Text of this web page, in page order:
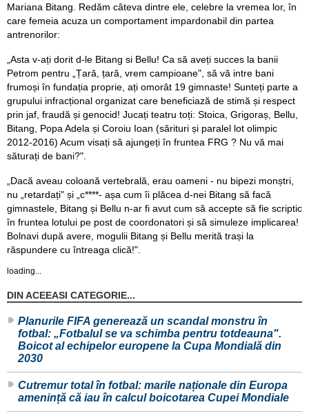
Mariana Bitang. Redăm câteva dintre ele, celebre la vremea lor, în
care femeia acuza un comportament impardonabil din partea
antrenorilor:
„Asta v-ați dorit d-le Bitang si Bellu! Ca să aveți succes la banii
Petrom pentru „Țară, țară, vrem campioane", să vă intre bani
frumoși în fundația proprie, ați omorât 19 gimnaste! Sunteți parte a
grupului infracțional organizat care beneficiază de stimă și respect
prin jaf, fraudă și genocid! Jucați teatru toți: Stoica, Grigoraș, Bellu,
Bitang, Popa Adela și Coroiu Ioan (sărituri și paralel lot olimpic
2012-2016) Acum visați să ajungeți în fruntea FRG ? Nu vă mai
săturați de bani?".
„Dacă aveau coloană vertebrală, erau oameni - nu bipezi monștri,
nu „retardați" și „c****- așa cum îi plăcea d-nei Bitang să facă
gimnastele, Bitang și Bellu n-ar fi avut cum să accepte să fie scriptic
în fruntea lotului pe post de coordonatori și să simuleze implicarea!
Bolnavi după avere, mogulii Bitang și Bellu merită trași la
răspundere cu întreaga clică!".
loading...
DIN ACEEASI CATEGORIE...
Planurile FIFA generează un scandal monstru în
fotbal: „Fotbalul se va schimba pentru totdeauna".
Boicot al echipelor europene la Cupa Mondială din
2030
Cutremur total în fotbal: marile naționale din Europa
amenință că iau în calcul boicotarea Cupei Mondiale